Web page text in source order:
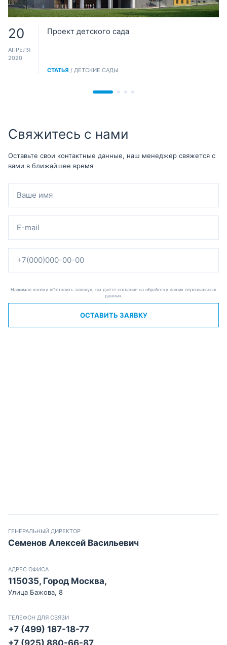
20
АПРЕЛЯ
2020
Проект детского сада
СТАТЬЯ / ДЕТСКИЕ САДЫ
Свяжитесь с нами
Оставьте свои контактные данные, наш менеджер свяжется с
вами в ближайшее время
Нажимая кнопку «Оставить заявку», вы даёте согласие на обработку ваших персональных
данных.
ОСТАВИТЬ ЗАЯВКУ
ГЕНЕРАЛЬНЫЙ ДИРЕКТОР
Семенов Алексей Васильевич
АДРЕС ОФИСА
115035, Город Москва,
Улица Бажова, 8
ТЕЛЕФОН ДЛЯ СВЯЗИ
+7 (499) 187-18-77
+7 (925) 880-66-87